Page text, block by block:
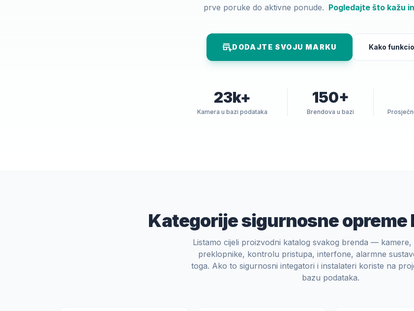
prve poruke do aktivne ponude. Pogledajte što kažu
add_businessDODAJTE SVOJU MARKU Kako
23k+
Kamera u bazi podataka
150+
Brendova u bazi
Kategorije sigurnosne opreme
Listamo cijeli proizvodni katalog svakog brenda — kamere,
preklopnike, kontrolu pristupa, interfone, alarmne
toga. Ako to sigurnosni integatori i instalateri koriste na
bazu podataka.